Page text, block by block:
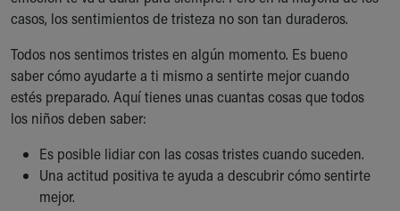
Ronald McDonald House Care Mobile
Symptom Checker
Financial Services
Price Estimates
Family Supports
New Parents
Find a Pediatrics Location
Find a Pediatrician
casos, los sentimientos de tristeza no son tan duraderos.
Todos nos sentimos tristes en algún momento. Es bueno
saber cómo ayudarte a ti mismo a sentirte mejor cuando
estés preparado. Aquí tienes unas cuantas cosas que todos
los niños deben saber:
Es posible lidiar con las cosas tristes cuando suceden.
Una actitud positiva te ayuda a descubrir cómo sentirte
mejor.